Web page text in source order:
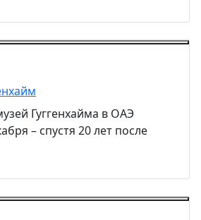
Гуггенхайма в ОАЭ
– спустя 20 лет после